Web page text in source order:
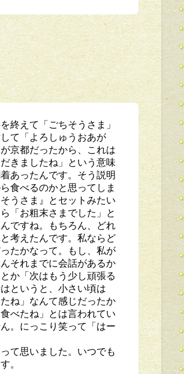
終えて「ごちそうさま」
て「よろしゅうおあが
京都だったから、これは
きましたね」という意味
あったんです。そう説明
食べるのかと思ってしま
うさま』とセットみたい
「お粗末さまでした」と
ですね。もちろん、どれ
考えたんです。私ならど
たかなって。もし、私が
それまでに会話があるか
か「次はもう少し頑張る
というと、小さい頃は
ね」なんて感じだったか
べたね」とは言われてい
。にっこり笑って「はー
て思いました。いつでも
。